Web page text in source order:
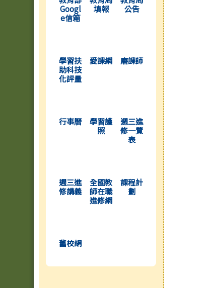
Googl
e信箱
填報
公告
學習扶
助科技
化評量
愛課網 磨課師
(另開新視窗)
行事曆
學習護
照
週三進
修一覽
表
(另開新視窗)
週三進
修講義
全國教
師在職
進修網
課程計
劃
(另開新視窗)
舊校網